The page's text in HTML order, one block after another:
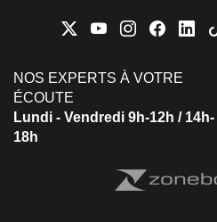
NOS EXPERTS À VOTRE
ÉCOUTE
Lundi - Vendredi 9h-12h / 14h-
18h